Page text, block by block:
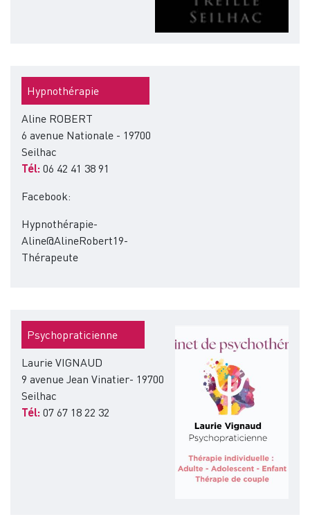
Hypnothérapie
Aline ROBERT
6 avenue Nationale - 19700
Seilhac
Tél: 06 42 41 38 91
Facebook:
Hypnothérapie-
Aline@AlineRobert19-
Thérapeute
Psychopraticienne
Laurie VIGNAUD
9 avenue Jean Vinatier- 19700
Seilhac
Tél: 07 67 18 22 32